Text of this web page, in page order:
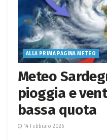
ALLA PRIMA PAGINA METEO
Meteo
pioggia e
bassa quota
14 Febbraio 2026